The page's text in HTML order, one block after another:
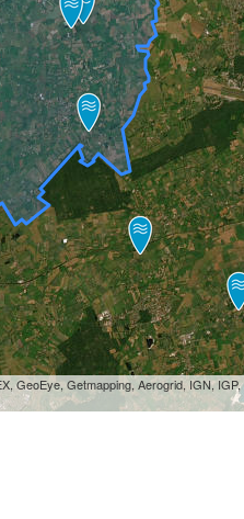
GeoEye, Getmapping, Aerogrid, IGN,